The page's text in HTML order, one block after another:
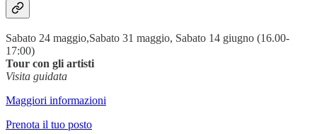
Sabato 24 maggio,Sabato 31 maggio, Sabato 14 giugno (16.00-
17:00)
Tour con gli artisti
Visita guidata
Maggiori informazioni
Prenota il tuo posto